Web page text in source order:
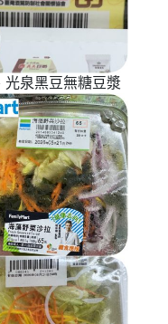
光泉黑豆無糖豆漿